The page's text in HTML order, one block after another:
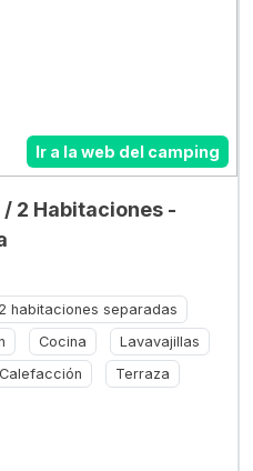
Ir a la web del camping
2 Habitaciones -
2 habitaciones separadas
Cocina
Lavavajillas
Calefacción
Terraza